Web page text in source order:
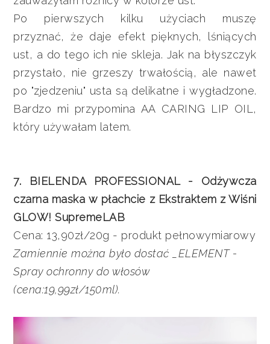
Po pierwszych kilku użyciach muszę
przyznać, że daje efekt pięknych, lśniących
ust, a do tego ich nie skleja. Jak na błyszczyk
przystało, nie grzeszy trwałością, ale nawet
po "zjedzeniu" usta są delikatne i wygładzone.
Bardzo mi przypomina AA CARING LIP OIL,
który używałam latem.
7. BIELENDA PROFESSIONAL - Odżywcza
czarna maska w płachcie z Ekstraktem z Wiśni
GLOW! SupremeLAB
Cena: 13,90zł/20g - produkt pełnowymiarowy
Zamiennie można było dostać _ELEMENT -
Spray ochronny do włosów
(cena:19,99zł/150ml).